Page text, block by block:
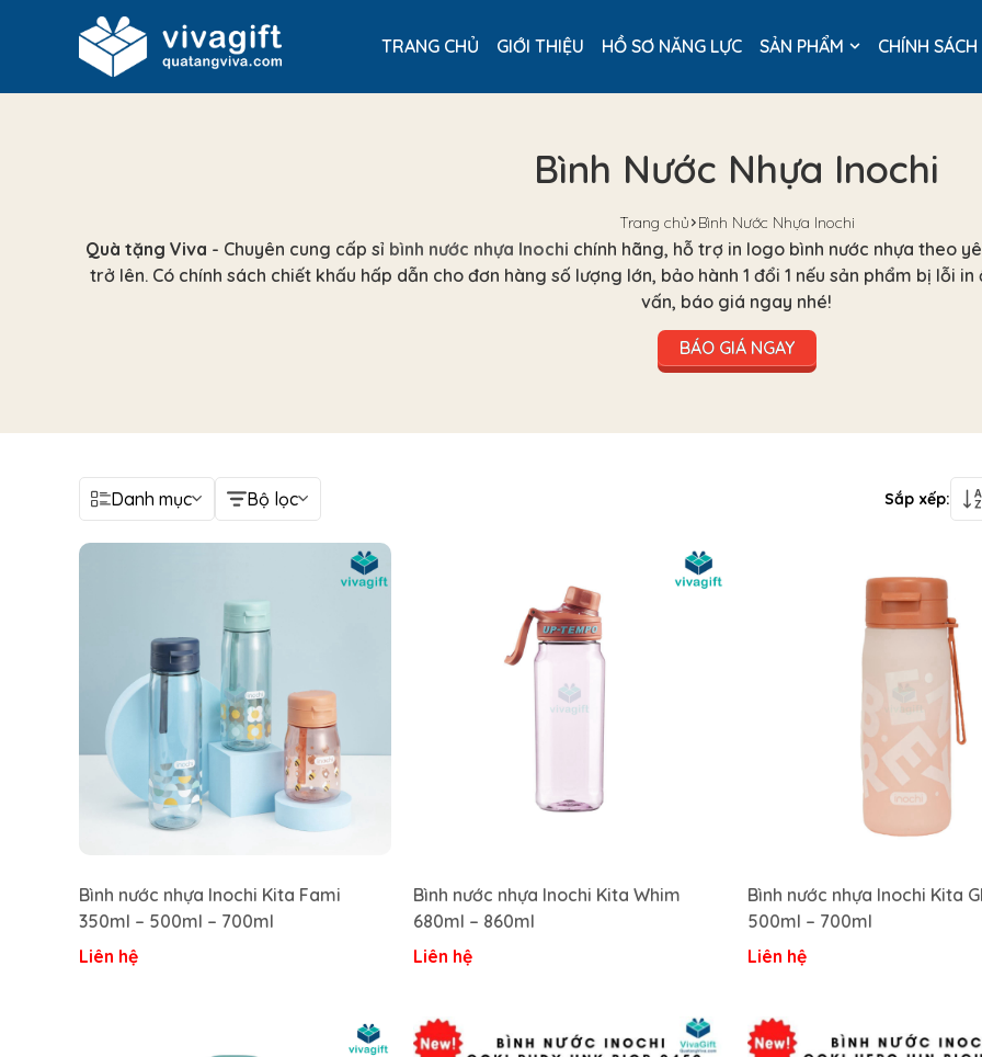
TRANG CHỦ GIỚI THIỆU HỒ SƠ NĂNG LỰC SẢN PHẨM CHÍNH SÁCH
Bình Nước Nhựa Inochi
Trang chủ Bình Nước Nhựa Inochi
Quà tặng Viva - Chuyên cung cấp sỉ bình nước nhựa Inochi chính hãng, hỗ trợ in logo bình nước nhựa theo
trở lên. Có chính sách chiết khấu hấp dẫn cho đơn hàng số lượng lớn, bảo hành 1 đổi 1 nếu sản phẩm bị lỗi
vấn, báo giá ngay nhé!
BÁO GIÁ NGAY
Danh mục Bộ lọc Sắp xếp:
Bình nước nhựa Inochi Kita Fami
350ml – 500ml – 700ml
Liên hệ
Bình nước nhựa Inochi Kita Whim
680ml – 860ml
Liên hệ
Bình nước nhựa Inochi Kita
500ml – 700ml
Liên hệ